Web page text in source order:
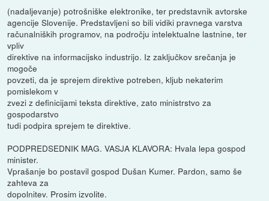
(nadaljevanje) potrošniške elektronike, ter predstavnik avtorske
agencije Slovenije. Predstavljeni so bili vidiki pravnega varstva
računalniških programov, na področju intelektualne lastnine, ter
vpliv
direktive na informacijsko industrijo. Iz zaključkov srečanja je
mogoče
povzeti, da je sprejem direktive potreben, kljub nekaterim
pomislekom v
zvezi z definicijami teksta direktive, zato ministrstvo za
gospodarstvo
tudi podpira sprejem te direktive.
PODPREDSEDNIK MAG. VASJA KLAVORA: Hvala lepa gospod
minister.
Vprašanje bo postavil gospod Dušan Kumer. Pardon, samo še
zahteva za
dopolnitev. Prosim izvolite.